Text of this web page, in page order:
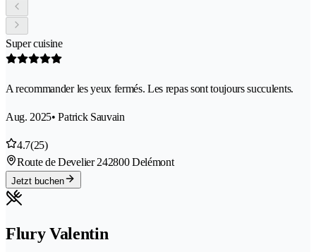
Super cuisine
A recommander les yeux fermés. Les repas sont toujours succulents.
Aug. 2025• Patrick Sauvain
4.7(25)
Route de Develier 242800 Delémont
Jetzt buchen
Flury Valentin